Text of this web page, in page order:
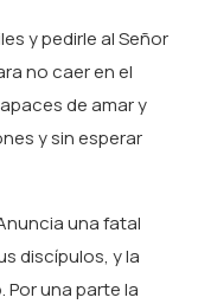
y pedirle al Señor
no caer en el
de amar y
y sin esperar
una fatal
discípulos, y la
una parte la